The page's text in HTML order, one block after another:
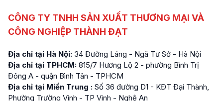
CÔNG TY TNHH SẢN XUẤT THƯƠNG MẠI VÀ
CÔNG NGHIỆP THÀNH ĐẠT
Địa chỉ tại Hà Nội: 34 Đường Láng - Ngã Tư Sở - Hà Nội
Địa chỉ tại TPHCM: 815/7 Hương Lộ 2 - phường Bình Trị
Đông A - quận Bình Tân - TPHCM
Địa chỉ tại Miền Trung : Số 36 đường D1 - KĐT Đại Thành,
Phường Trường Vinh - TP Vinh - Nghệ An